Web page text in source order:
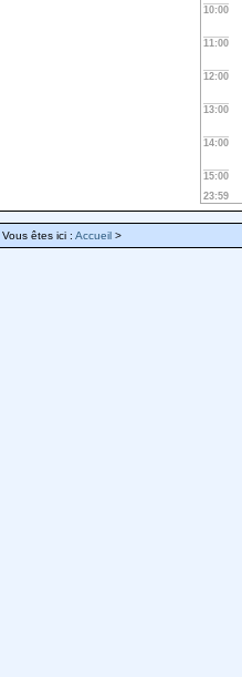
10:00
11:00
12:00
13:00
14:00
15:00
23:59
Vous êtes ici : Accueil >